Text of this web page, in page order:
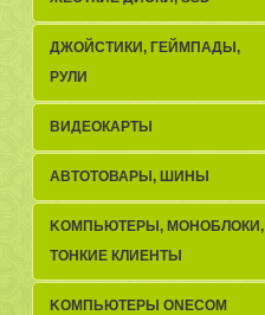
ДЖОЙСТИКИ, ГЕЙМПАДЫ,
РУЛИ
ВИДЕОКАРТЫ
АВТОТОВАРЫ, ШИНЫ
KОМПЬЮТЕРЫ, МОНОБЛОКИ,
ТОНКИЕ КЛИЕНТЫ
KОМПЬЮТЕРЫ ONECOM